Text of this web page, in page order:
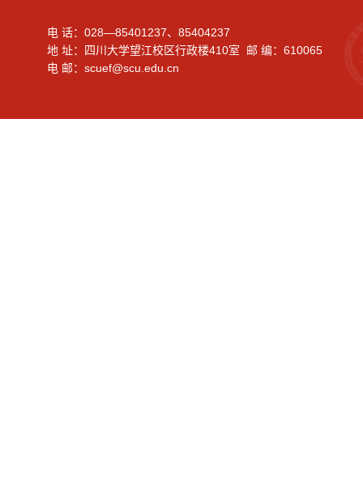
电 话：028—85401237、85404237
地 址：四川大学望江校区行政楼410室 邮 编：610065
电 邮：scuef@scu.edu.cn